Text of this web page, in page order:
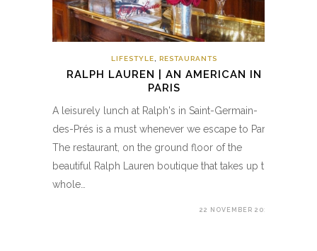
LIFESTYLE RESTAURANTS
RALPH LAUREN | AN AMERICAN IN
PARIS
A leisurely lunch at Ralph's in Saint-Germain-
des-Prés is a must whenever we escape to Paris.
The restaurant, on the ground floor of the
beautiful Ralph Lauren boutique that takes up the
whole…
22 NOVEMBER 2017